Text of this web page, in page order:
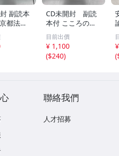
副読本
都法話
ャン
CD未開封 副読
本付 こころの
扉 河合隼雄講話
集
目前出價
¥ 1,100
($240)
(
聯絡我們
人才招募